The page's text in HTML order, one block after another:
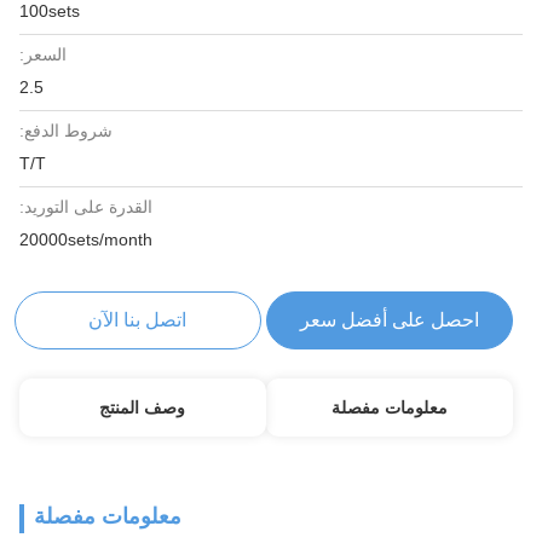
100sets
السعر:
2.5
شروط الدفع:
T/T
القدرة على التوريد:
20000sets/month
احصل على أفضل سعر اتصل بنا الآن
معلومات مفصلة وصف المنتج
معلومات مفصلة